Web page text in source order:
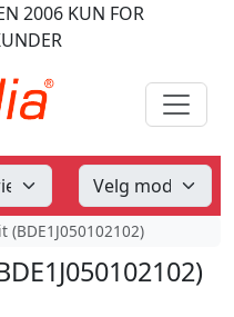
2006KUN FOR